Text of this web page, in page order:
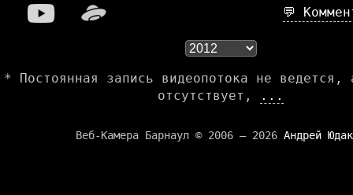
💬
* Постоянная запись видеопотока не ведется,
отсутствует,
...
Веб-Камера Барнаул © 2006 — 2026 Андрей